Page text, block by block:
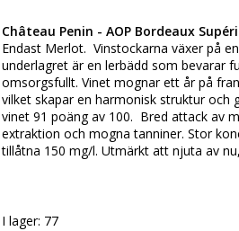
Lägg till i favoritlistan
Château Penin - AOP Bordeaux
Endast Merlot. Vinstockarna växer på
underlagret är en lerbädd som bevarar
omsorgsfullt. Vinet mognar ett år på
vilket skapar en harmonisk struktur och
vinet 91 poäng av 100. Bred attack av
extraktion och mogna tanniner. Stor
tillåtna 150 mg/l. Utmärkt att njuta av
I lager: 77